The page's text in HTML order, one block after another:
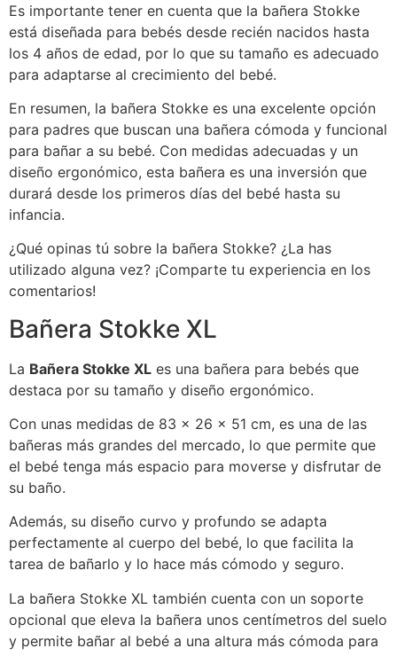
Es importante tener en cuenta que la bañera Stokke
está diseñada para bebés desde recién nacidos hasta
los 4 años de edad, por lo que su tamaño es adecuado
para adaptarse al crecimiento del bebé.
En resumen, la bañera Stokke es una excelente opción
para padres que buscan una bañera cómoda y funcional
para bañar a su bebé. Con medidas adecuadas y un
diseño ergonómico, esta bañera es una inversión que
durará desde los primeros días del bebé hasta su
infancia.
¿Qué opinas tú sobre la bañera Stokke? ¿La has
utilizado alguna vez? ¡Comparte tu experiencia en los
comentarios!
Bañera Stokke XL
La Bañera Stokke XL es una bañera para bebés que
destaca por su tamaño y diseño ergonómico.
Con unas medidas de 83 x 26 x 51 cm, es una de las
bañeras más grandes del mercado, lo que permite que
el bebé tenga más espacio para moverse y disfrutar de
su baño.
Además, su diseño curvo y profundo se adapta
perfectamente al cuerpo del bebé, lo que facilita la
tarea de bañarlo y lo hace más cómodo y seguro.
La bañera Stokke XL también cuenta con un soporte
opcional que eleva la bañera unos centímetros del suelo
y permite bañar al bebé a una altura más cómoda para